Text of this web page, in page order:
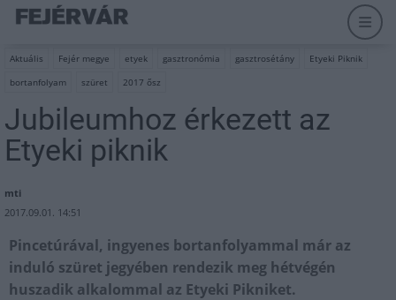
Aktuális Fejér megye etyek gasztronómia gasztrosétány
Etyeki Piknik
bortanfolyam
szüret 2017 ősz
Jubileumhoz érkezett az
Etyeki piknik
mti
2017.09.01. 14:51
Pincetúrával, ingyenes bortanfolyammal már az
induló szüret jegyében rendezik meg hétvégén
huszadik alkalommal az Etyeki Pikniket.